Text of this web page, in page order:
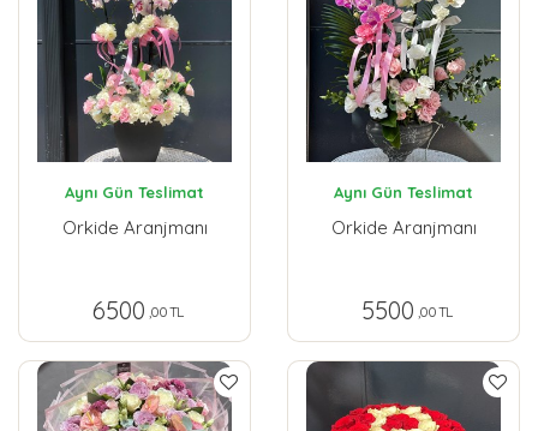
Aynı Gün Teslimat
Orkide Aranjmanı
6500 ,00 TL
Aynı Gün Teslimat
Orkide Aranjmanı
5500 ,00 TL